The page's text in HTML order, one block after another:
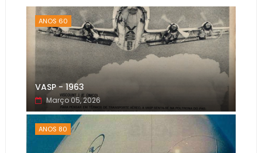
ANOS 60
VASP - 1963
Março 05, 2026
ANOS 80